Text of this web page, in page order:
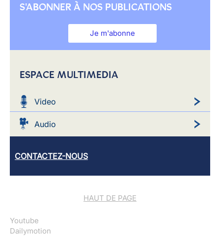
S'ABONNER À NOS PUBLICATIONS
Je m'abonne
ESPACE MULTIMEDIA
Video
Audio
CONTACTEZ-NOUS
HAUT DE PAGE
Youtube
Dailymotion